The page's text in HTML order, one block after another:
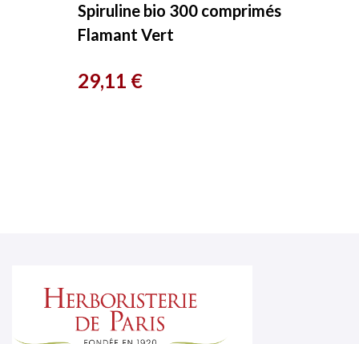
Spiruline bio 300 comprimés
Flamant Vert
Prix
29,11 €